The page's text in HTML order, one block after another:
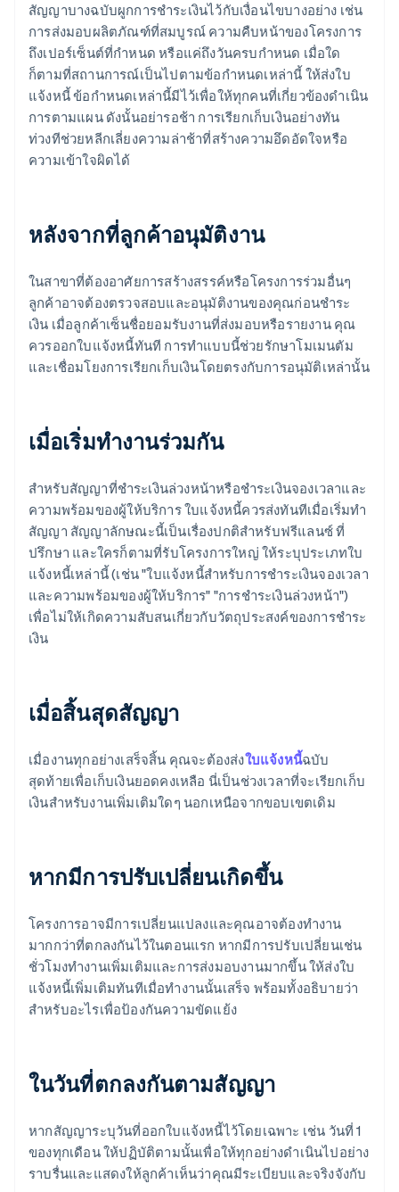
สัญญาบางฉบับผูกการชำระเงินไว้กับเงื่อนไขบางอย่าง เช่น
การส่งมอบผลิตภัณฑ์ที่สมบูรณ์ ความคืบหน้าของโครงการ
ถึงเปอร์เซ็นต์ที่กำหนด หรือแค่ถึงวันครบกำหนด เมื่อใด
ก็ตามที่สถานการณ์เป็นไปตามข้อกำหนดเหล่านี้ ให้ส่งใบ
แจ้งหนี้ ข้อกำหนดเหล่านี้มีไว้เพื่อให้ทุกคนที่เกี่ยวข้องดำเนิน
การตามแผน ดังนั้นอย่ารอช้า การเรียกเก็บเงินอย่างทัน
ท่วงทีช่วยหลีกเลี่ยงความล่าช้าที่สร้างความอึดอัดใจหรือ
ความเข้าใจผิดได้
หลังจากที่ลูกค้าอนุมัติงาน
ในสาขาที่ต้องอาศัยการสร้างสรรค์หรือโครงการร่วมอื่นๆ
ลูกค้าอาจต้องตรวจสอบและอนุมัติงานของคุณก่อนชำระ
เงิน เมื่อลูกค้าเซ็นชื่อยอมรับงานที่ส่งมอบหรือรายงาน คุณ
ควรออกใบแจ้งหนี้ทันที การทำแบบนี้ช่วยรักษาโมเมนตัม
และเชื่อมโยงการเรียกเก็บเงินโดยตรงกับการอนุมัติเหล่านั้น
เมื่อเริ่มทำงานร่วมกัน
สำหรับสัญญาที่ชำระเงินล่วงหน้าหรือชำระเงินจองเวลาและ
ความพร้อมของผู้ให้บริการ ใบแจ้งหนี้ควรส่งทันทีเมื่อเริ่มทำ
สัญญา สัญญาลักษณะนี้เป็นเรื่องปกติสำหรับฟรีแลนซ์ ที่
ปรึกษา และใครก็ตามที่รับโครงการใหญ่ ให้ระบุประเภทใบ
แจ้งหนี้เหล่านี้ (เช่น "ใบแจ้งหนี้สำหรับการชำระเงินจองเวลา
และความพร้อมของผู้ให้บริการ" "การชำระเงินล่วงหน้า")
เพื่อไม่ให้เกิดความสับสนเกี่ยวกับวัตถุประสงค์ของการชำระ
เงิน
เมื่อสิ้นสุดสัญญา
เมื่องานทุกอย่างเสร็จสิ้น คุณจะต้องส่งใบแจ้งหนี้ฉบับ
สุดท้ายเพื่อเก็บเงินยอดคงเหลือ นี่เป็นช่วงเวลาที่จะเรียกเก็บ
เงินสำหรับงานเพิ่มเติมใดๆ นอกเหนือจากขอบเขตเดิม
หากมีการปรับเปลี่ยนเกิดขึ้น
โครงการอาจมีการเปลี่ยนแปลงและคุณอาจต้องทำงาน
มากกว่าที่ตกลงกันไว้ในตอนแรก หากมีการปรับเปลี่ยนเช่น
ชั่วโมงทำงานเพิ่มเติมและการส่งมอบงานมากขึ้น ให้ส่งใบ
แจ้งหนี้เพิ่มเติมทันทีเมื่อทำงานนั้นเสร็จ พร้อมทั้งอธิบายว่า
สำหรับอะไรเพื่อป้องกันความขัดแย้ง
ในวันที่ตกลงกันตามสัญญา
หากสัญญาระบุวันที่ออกใบแจ้งหนี้ไว้โดยเฉพาะ เช่น วันที่ 1
ของทุกเดือน ให้ปฏิบัติตามนั้นเพื่อให้ทุกอย่างดำเนินไปอย่าง
ราบรื่นและแสดงให้ลูกค้าเห็นว่าคุณมีระเบียบและจริงจังกับ